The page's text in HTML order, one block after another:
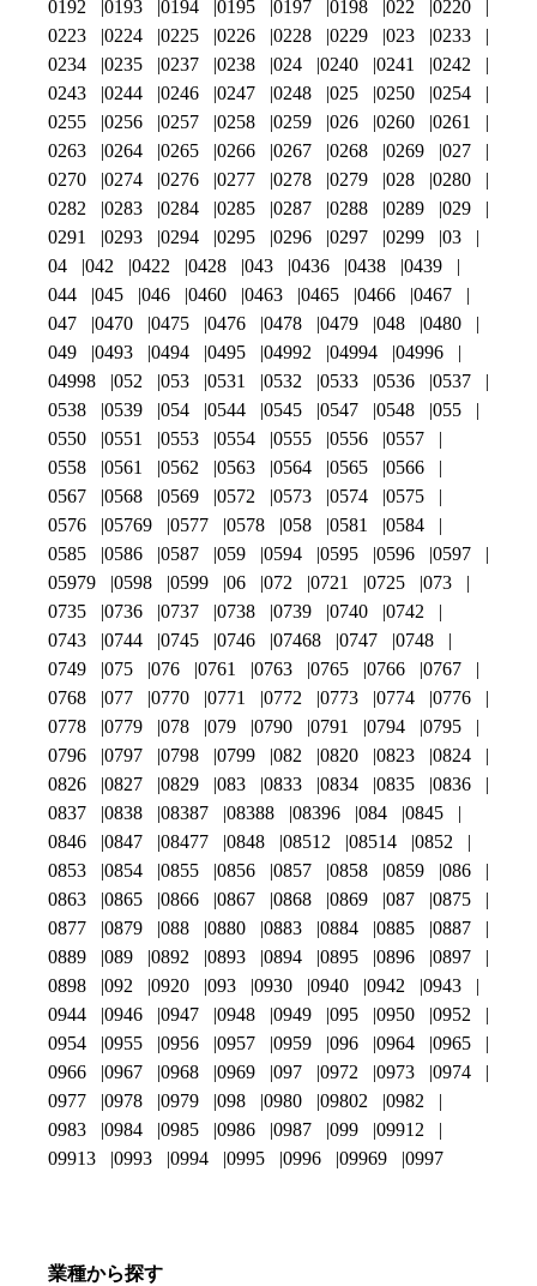
0192 0193 0194 0195 0197 0198 022
0220
0223
0224 0225 0226 0228 0229 023
0233
0234
0235 0237 0238 024 0240 0241
0242
0243
0244 0246 0247 0248 025 0250
0254
0255
0256 0257 0258 0259 026 0260
0261
0263
0264 0265 0266 0267 0268 0269
027
0270
0274 0276 0277 0278 0279 028
0280
0282
0283 0284 0285 0287 0288 0289
029
0291
0293 0294 0295 0296 0297 0299
03
04
042 0422 0428 043 0436 0438
0439
044
045 046 0460 0463 0465 0466
0467
047
0470 0475 0476 0478 0479 048
0480
049
0493 0494 0495 04992 04994
04996
04998
052 053 0531 0532 0533 0536
0537
0538
0539 054 0544 0545 0547 0548
055
0550
0551 0553 0554 0555 0556
0557
0558
0561 0562 0563 0564 0565
0566
0567
0568 0569 0572 0573 0574
0575
0576
05769 0577 0578 058 0581
0584
0585
0586 0587 059 0594 0595 0596
0597
05979
0598 0599 06 072 0721 0725
073
0735
0736 0737 0738 0739 0740
0742
0743
0744 0745 0746 07468 0747
0748
0749
075 076 0761 0763 0765 0766
0767
0768
077 0770 0771 0772 0773 0774
0776
0778
0779 078 079 0790 0791 0794
0795
0796
0797 0798 0799 082 0820 0823
0824
0826
0827 0829 083 0833 0834 0835
0836
0837
0838 08387 08388 08396 084
0845
0846
0847 08477 0848 08512 08514
0852
0853
0854 0855 0856 0857 0858 0859
086
0863
0865 0866 0867 0868 0869 087
0875
0877
0879 088 0880 0883 0884 0885
0887
0889
089 0892 0893 0894 0895 0896
0897
0898
092 0920 093 0930 0940 0942
0943
0944
0946 0947 0948 0949 095 0950
0952
0954
0955 0956 0957 0959 096 0964
0965
0966
0967 0968 0969 097 0972 0973
0974
0977
0978 0979 098 0980 09802
0982
0983
0984 0985 0986 0987 099
09912
09913
0993 0994 0995 0996 09969 0997
業種から探す